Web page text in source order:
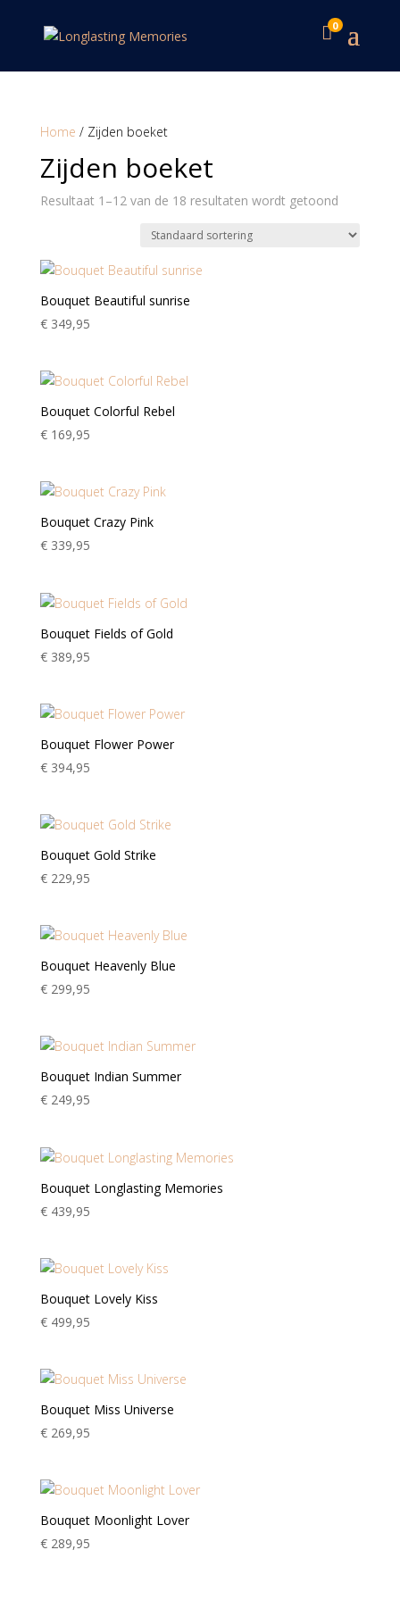
0
Home / Zijden boeket
Zijden boeket
Resultaat 1–12 van de 18 resultaten wordt getoond
Bouquet Beautiful sunrise
€349,95
Bouquet Colorful Rebel
€169,95
Bouquet Crazy Pink
€339,95
Bouquet Fields of Gold
€389,95
Bouquet Flower Power
€394,95
Bouquet Gold Strike
€229,95
Bouquet Heavenly Blue
€299,95
Bouquet Indian Summer
€249,95
Bouquet Longlasting Memories
€439,95
Bouquet Lovely Kiss
€499,95
Bouquet Miss Universe
€269,95
Bouquet Moonlight Lover
€289,95